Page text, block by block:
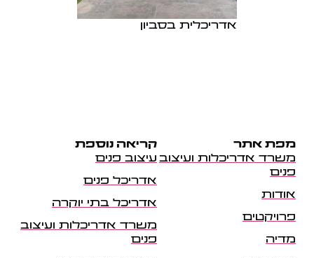
אדריכלית בסביון
מפת אתר
משרד אדריכלות ועיצוב
פנים
אודות
פרויקטים
מדיה
קריאה נוספת
עיצוב פנים
אדריכל פנים
אדריכל בתי יוקרה
משרד אדריכלות ועיצוב
פנים